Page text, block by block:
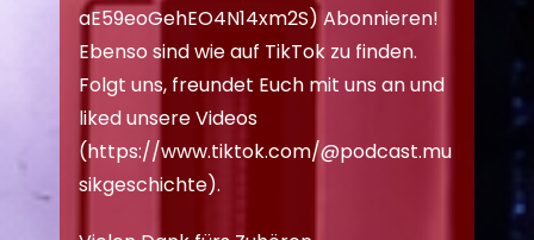
aE59eoGehEO4N14xm2S) Abonnieren!
Ebenso sind wie auf TikTok zu finden.
Folgt uns, freundet Euch mit uns an und
liked unsere Videos
(https://www.tiktok.com/@podcast.mu
sikgeschichte).